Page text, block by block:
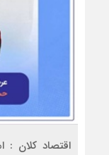
اقتصاد کلان :